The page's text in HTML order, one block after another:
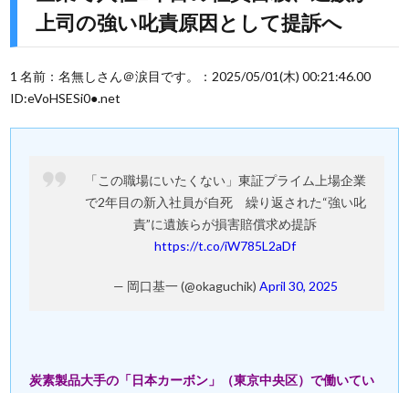
上司の強い叱責原因として提訴へ
1 名前：名無しさん＠涙目です。：2025/05/01(木) 00:21:46.00
ID:eVoHSESi0●.net
「この職場にいたくない」東証プライム上場企業
で2年目の新入社員が自死 繰り返された“強い叱
責”に遺族らが損害賠償求め提訴
https://t.co/iW785L2aDf
— 岡口基一 (@okaguchik) April 30, 2025
炭素製品大手の「日本カーボン」（東京中央区）で働いてい